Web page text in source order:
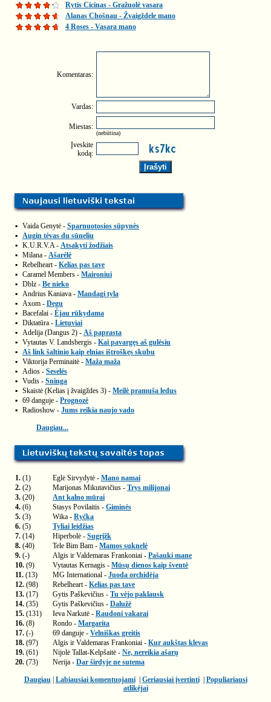
Rytis Cicinas - Gražuolė vasara
Alanas Chošnau - Žvaigždele mano
4 Roses - Vasara mano
Komentaras:
Vardas:
Miestas:
(nebūtina)
Įveskite
kodą:
▪ Vaida Genytė - Sparnuotosios sūpynės
▪ Augin tėvas du sūneliu
▪ K.U.R.V.A - Atsakyti žodžiais
▪ Milana - Ašarėlė
▪ Rebelheart - Kelias pas tave
▪ Caramel Members - Maironiui
▪ Dblz - Be nieko
▪ Andrius Kaniava - Mandagi tyla
▪ Axom - Degu
▪ Bacefalai - Ėjau rūkydama
▪ Diktatūra - Lietuviai
▪ Adelija (Dangus 2) - Aš paprasta
▪ Vytautas V. Landsbergis - Kai pavargęs aš gulėsiu
▪ Aš link šaltinio kaip elnias ištroškęs skubu
▪ Viktorija Perminaitė - Maža maža
▪ Adios - Seselės
▪ Vudis - Sninga
▪ Skaistė (Kelias į žvaigždes 3) - Meilė pramuša ledus
▪ 69 danguje - Prognozė
▪ Radioshow - Jums reikia naujo vado
Daugiau...
1. (1) Eglė Sirvydytė - Mano namai
2. (2) Marijonas Mikutavičius - Trys milijonai
3. (20)
Ant kalno mūrai
4. (6) Stasys Povilaitis - Giminės
5. (3) Wika - Ryčka
6. (5)
Tyliai leidžias
7. (14) Hiperbolė - Sugrįžk
8. (40) Tele Bim Bam - Mamos suknelė
9. (-) Algis ir Valdemaras Frankoniai - Pašauki mane
10. (9) Vytautas Kernagis - Mūsų dienos kaip šventė
11. (13) MG International - Juoda orchidėja
12. (98) Rebelheart - Kelias pas tave
13. (17) Gytis Paškevičius - Tu vėjo paklausk
14. (35) Gytis Paškevičius - Dalužė
15. (131) Ieva Narkutė - Raudoni vakarai
16. (8) Rondo - Margarita
17. (-) 69 danguje - Velniškas greitis
18. (97) Algis ir Valdemaras Frankoniai - Kur aukštas klevas
19. (61) Nijolė Tallat-Kelpšaitė - Ne, nereikia ašarų
20. (73) Nerija - Dar širdyje ne sutema
Daugiau| Labiausiai komentuojami| Geriausiai įvertinti| Populiariausi
atlikėjai